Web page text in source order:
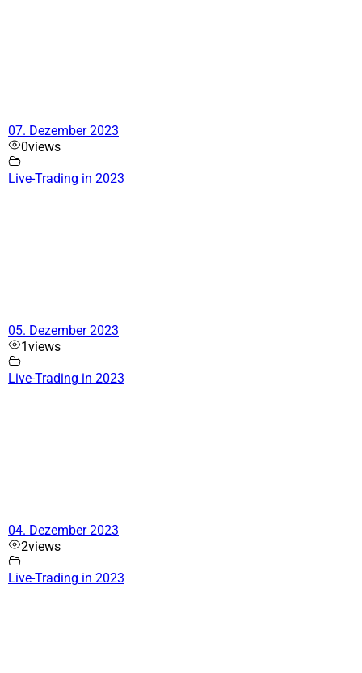
07. Dezember 2023
0views
Live-Trading in 2023
05. Dezember 2023
1views
Live-Trading in 2023
04. Dezember 2023
2views
Live-Trading in 2023